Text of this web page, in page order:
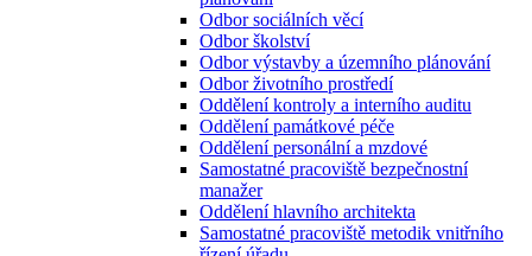
Odbor sociálních věcí
Odbor školství
Odbor výstavby a územního plánování
Odbor životního prostředí
Oddělení kontroly a interního auditu
Oddělení památkové péče
Oddělení personální a mzdové
Samostatné pracoviště bezpečnostní
manažer
Oddělení hlavního architekta
Samostatné pracoviště metodik vnitřního